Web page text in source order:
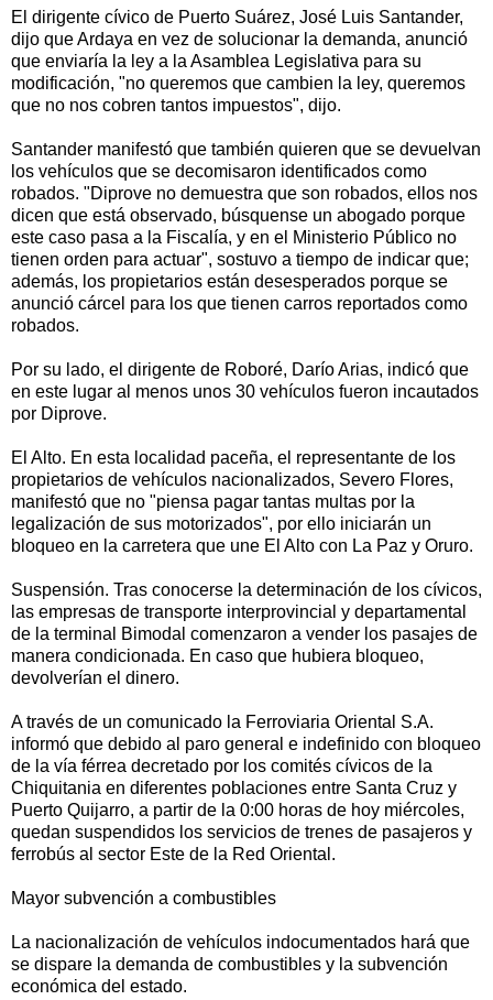
El dirigente cívico de Puerto Suárez, José Luis Santander,
dijo que Ardaya en vez de solucionar la demanda, anunció
que enviaría la ley a la Asamblea Legislativa para su
modificación, "no queremos que cambien la ley, queremos
que no nos cobren tantos impuestos", dijo.
Santander manifestó que también quieren que se devuelvan
los vehículos que se decomisaron identificados como
robados. "Diprove no demuestra que son robados, ellos nos
dicen que está observado, búsquense un abogado porque
este caso pasa a la Fiscalía, y en el Ministerio Público no
tienen orden para actuar", sostuvo a tiempo de indicar que;
además, los propietarios están desesperados porque se
anunció cárcel para los que tienen carros reportados como
robados.
Por su lado, el dirigente de Roboré, Darío Arias, indicó que
en este lugar al menos unos 30 vehículos fueron incautados
por Diprove.
El Alto. En esta localidad paceña, el representante de los
propietarios de vehículos nacionalizados, Severo Flores,
manifestó que no "piensa pagar tantas multas por la
legalización de sus motorizados", por ello iniciarán un
bloqueo en la carretera que une El Alto con La Paz y Oruro.
Suspensión. Tras conocerse la determinación de los cívicos,
las empresas de transporte interprovincial y departamental
de la terminal Bimodal comenzaron a vender los pasajes de
manera condicionada. En caso que hubiera bloqueo,
devolverían el dinero.
A través de un comunicado la Ferroviaria Oriental S.A.
informó que debido al paro general e indefinido con bloqueo
de la vía férrea decretado por los comités cívicos de la
Chiquitania en diferentes poblaciones entre Santa Cruz y
Puerto Quijarro, a partir de la 0:00 horas de hoy miércoles,
quedan suspendidos los servicios de trenes de pasajeros y
ferrobús al sector Este de la Red Oriental.
Mayor subvención a combustibles
La nacionalización de vehículos indocumentados hará que
se dispare la demanda de combustibles y la subvención
económica del estado.